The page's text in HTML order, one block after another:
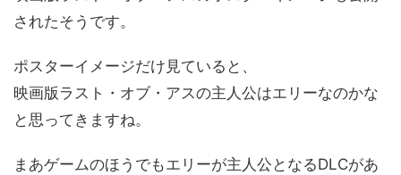
されたそうです。
ポスターイメージだけ見ていると、
映画版ラスト・オブ・アスの主人公はエリーなのかな
と思ってきますね。
まあゲームのほうでもエリーが主人公となるDLCがあ